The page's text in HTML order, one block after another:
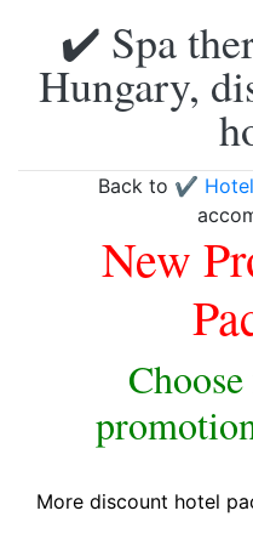
✔️ Spa
Hungary,
Back to ✔️ Hotel
New
More discount hotel